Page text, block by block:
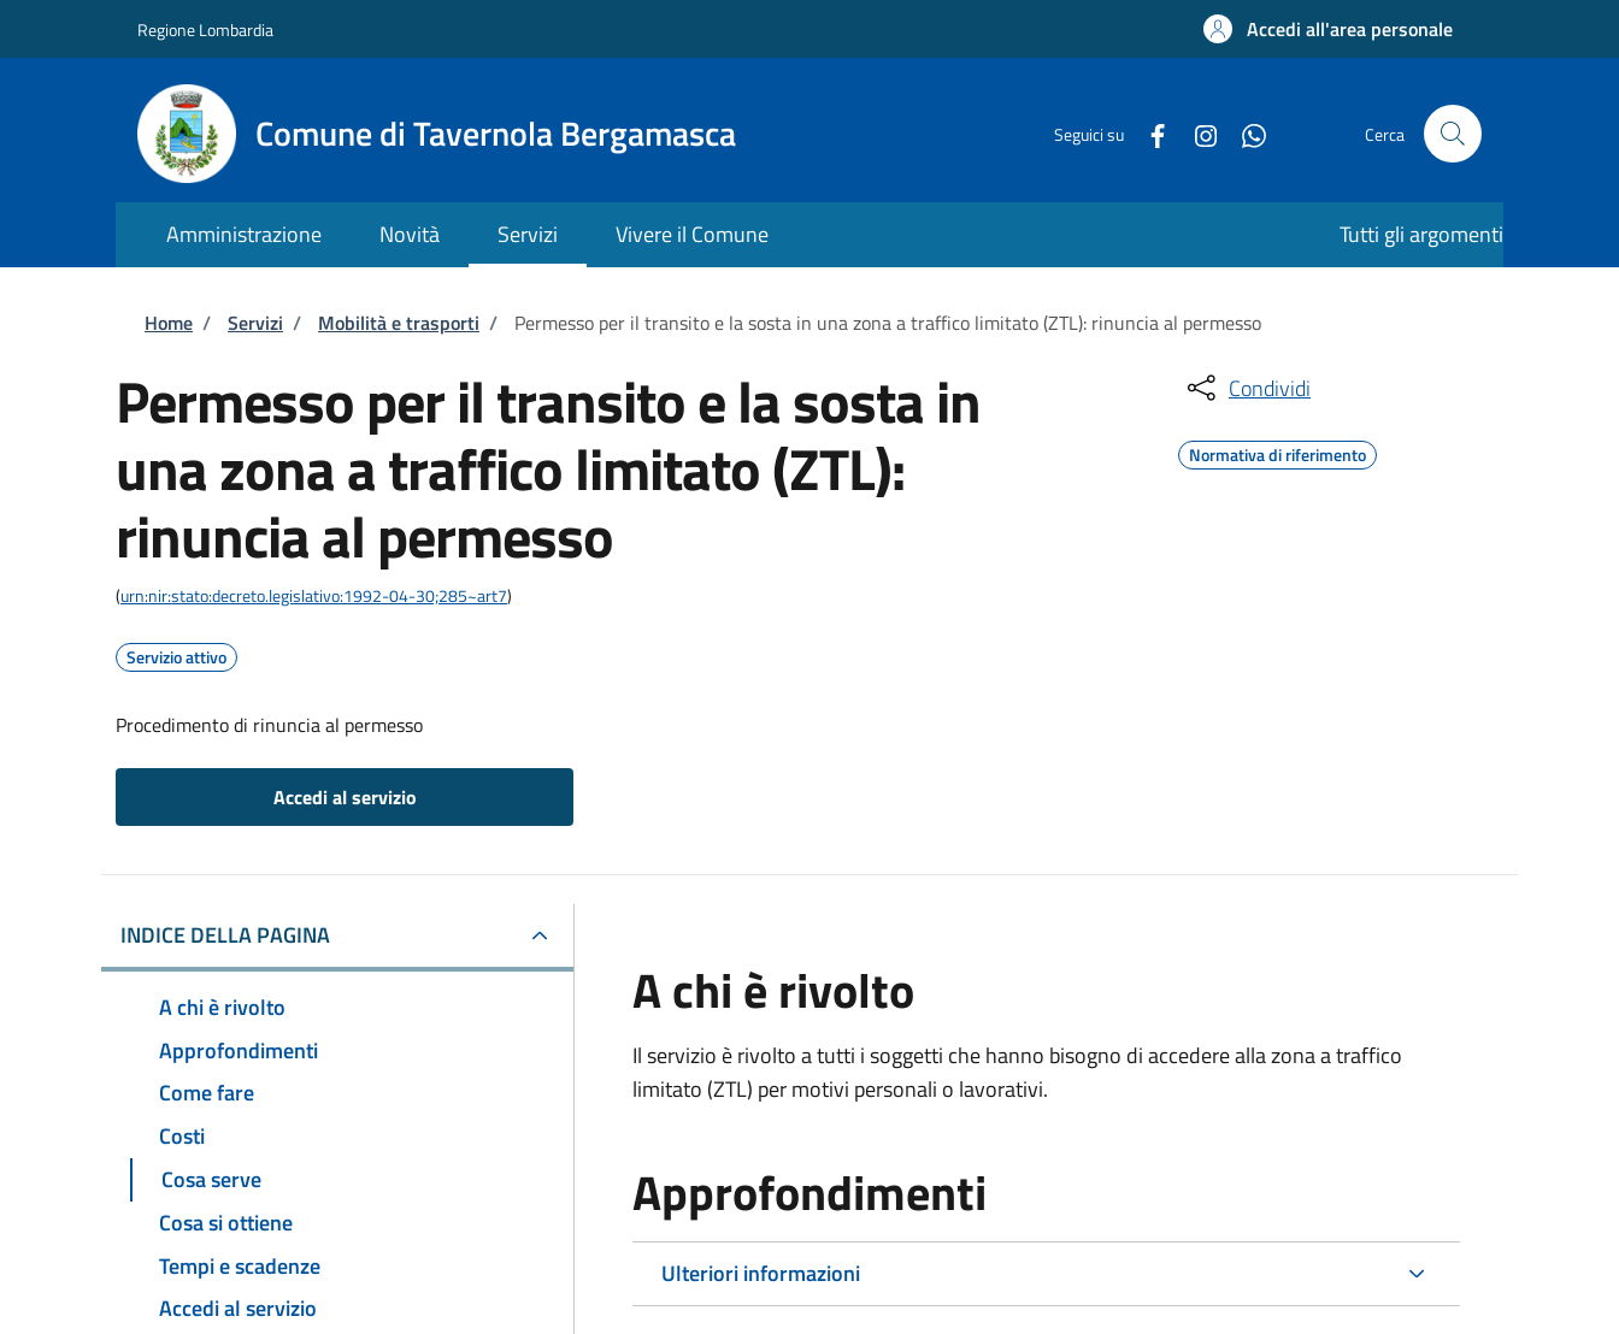
Regione Lombardia Accedi all'area personale
Comune di Tavernola Bergamasca Seguici su Cerca
Amministrazione Novità Servizi Vivere il Comune Tutti gli argomenti
Briciole di pane
Home / Servizi / Mobilità e trasporti / Permesso per il transito e la sosta in una zona a traffico limitato (ZTL): rinuncia al permesso
Permesso per il transito e la sosta in
una zona a traffico limitato (ZTL):
rinuncia al permesso
(urn:nir:stato:decreto.legislativo:1992-04-30;285~art7)
Servizio attivo
Procedimento di rinuncia al permesso
Accedi al servizio
Condividi
Normativa di riferimento
INDICE DELLA PAGINA
A chi è rivolto
Approfondimenti
Come fare
Costi
Cosa serve
Cosa si ottiene
Tempi e scadenze
Accedi al servizio
A chi è rivolto
Il servizio è rivolto a tutti i soggetti che hanno bisogno di accedere alla zona a traffico
limitato (ZTL) per motivi personali o lavorativi.
Approfondimenti
Ulteriori informazioni